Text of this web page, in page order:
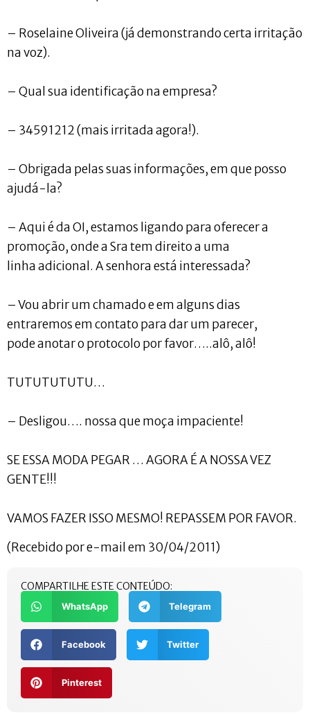
– Roselaine Oliveira (já demonstrando certa irritação
na voz).
– Qual sua identificação na empresa?
– 34591212 (mais irritada agora!).
– Obrigada pelas suas informações, em que posso
ajudá-la?
– Aqui é da OI, estamos ligando para oferecer a
promoção, onde a Sra tem direito a uma
linha adicional. A senhora está interessada?
– Vou abrir um chamado e em alguns dias
entraremos em contato para dar um parecer,
pode anotar o protocolo por favor…..alô, alô!
TUTUTUTUTU…
– Desligou…. nossa que moça impaciente!
SE ESSA MODA PEGAR … AGORA É A NOSSA VEZ
GENTE!!!
VAMOS FAZER ISSO MESMO! REPASSEM POR FAVOR.
(Recebido por e-mail em 30/04/2011)
COMPARTILHE ESTE CONTEÚDO:
WhatsApp Telegram
Facebook Twitter
Pinterest